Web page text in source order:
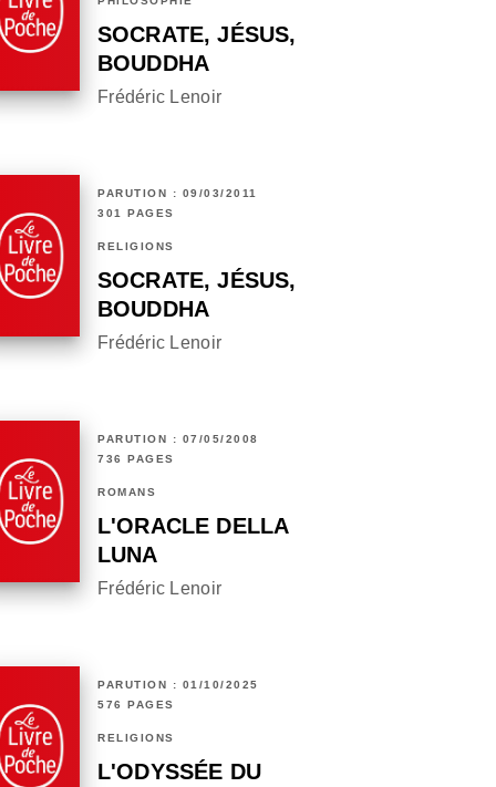
SOCRATE, JÉSUS,
BOUDDHA
Frédéric Lenoir
PARUTION : 09/03/2011
301 PAGES
RELIGIONS
SOCRATE, JÉSUS,
BOUDDHA
Frédéric Lenoir
PARUTION : 07/05/2008
736 PAGES
ROMANS
L'ORACLE DELLA
LUNA
Frédéric Lenoir
PARUTION : 01/10/2025
576 PAGES
RELIGIONS
L'ODYSSÉE DU